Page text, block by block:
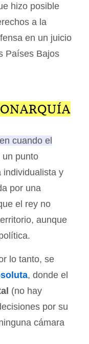
hizo posible
a la
en un juicio
Países Bajos
cuando el
un punto
individualista y
por una
el rey no
aunque
lo tanto, se
, donde el
(no hay
por su
cámara